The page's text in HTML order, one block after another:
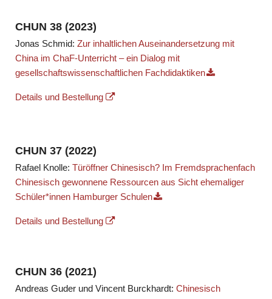
CHUN 38 (2023)
Jonas Schmid: Zur inhaltlichen Auseinandersetzung mit
China im ChaF-Unterricht – ein Dialog mit
gesellschaftswissenschaftlichen Fachdidaktiken
Details und Bestellung
CHUN 37 (2022)
Rafael Knolle: Türöffner Chinesisch? Im Fremdsprachenfach
Chinesisch gewonnene Ressourcen aus Sicht ehemaliger
Schüler*innen Hamburger Schulen
Details und Bestellung
CHUN 36 (2021)
Andreas Guder und Vincent Burckhardt: Chinesisch